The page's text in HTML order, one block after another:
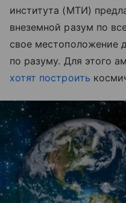
института (МТИ)
внеземной разум по
свое местоположение
по разуму. Для этого
хотят построить